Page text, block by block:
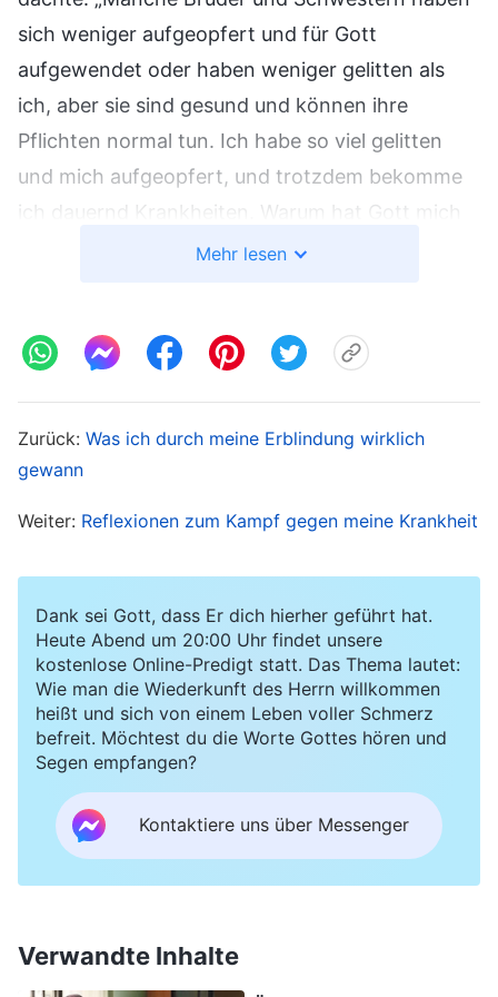
sich weniger aufgeopfert und für Gott
aufgewendet oder haben weniger gelitten als
ich, aber sie sind gesund und können ihre
Pflichten normal tun. Ich habe so viel gelitten
und mich aufgeopfert, und trotzdem bekomme
ich dauernd Krankheiten. Warum hat Gott mich
nicht beschützt? Könnte es sein, dass Gott
dauernd an Krankheiten leiden?“ Je mehr ich
zu Gott betete, und wusste nicht, welches
wollte mich weiterhin mit einigen meiner
erschöpft, um mich zu bewegen. Ich verspürte
ein unbeschreibliches Unbehagen in mir, und ich
konnte keinerlei Kraft mehr aufbringen.
Am nächsten Tag erinnerte ich mich daran, wie
ernst der Arzt meinen Zustand genannt hatte,
fühlte ich mich sehr besorgt und bedrückt. Also
betete ich zu Gott: „Gott, ich bin in solcher Pein
wegen dieser Krankheit. Meine Größe ist wirklich
Situation erleben soll. Ich bitte Dich, führe mich,
damit ich Deine Absicht in dieser Sache
Mehr lesen
Zurück: Was ich durch meine Erblindung wirklich
gewann
Weiter: Reflexionen zum Kampf gegen meine Krankheit
Dank sei Gott, dass Er dich hierher geführt hat.
Heute Abend um 20:00 Uhr findet unsere
kostenlose Online-Predigt statt. Das Thema lautet:
Wie man die Wiederkunft des Herrn willkommen
heißt und sich von einem Leben voller Schmerz
befreit. Möchtest du die Worte Gottes hören und
Segen empfangen?
Kontaktiere uns über Messenger
Verwandte Inhalte